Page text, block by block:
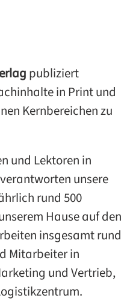
publiziert
in Print und
Kernbereichen zu
und Lektoren in
unsere
rund 500
Hause auf den
insgesamt rund
Mitarbeiter in
und Vertrieb,